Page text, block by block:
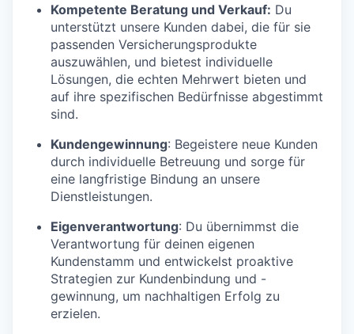
Kompetente Beratung und Verkauf: Du
unterstützt unsere Kunden dabei, die für sie
passenden Versicherungsprodukte
auszuwählen, und bietest individuelle
Lösungen, die echten Mehrwert bieten und
auf ihre spezifischen Bedürfnisse abgestimmt
sind.
Kundengewinnung: Begeistere neue Kunden
durch individuelle Betreuung und sorge für
eine langfristige Bindung an unsere
Dienstleistungen.
Eigenverantwortung: Du übernimmst die
Verantwortung für deinen eigenen
Kundenstamm und entwickelst proaktive
Strategien zur Kundenbindung und -
gewinnung, um nachhaltigen Erfolg zu
erzielen.